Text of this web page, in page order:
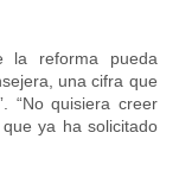
la reforma pueda
una cifra que
“No quisiera creer
ya ha solicitado